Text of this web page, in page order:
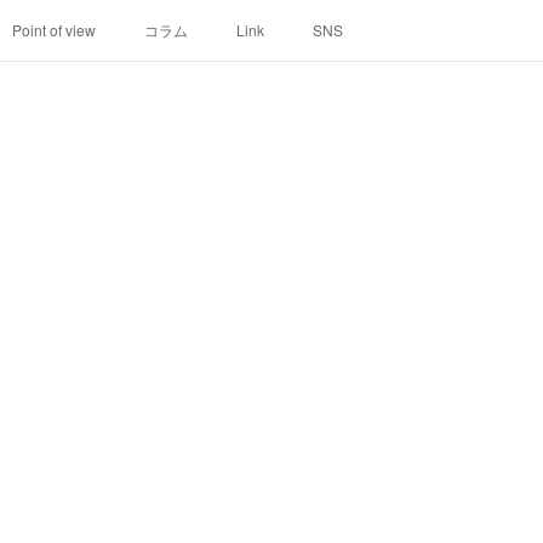
Point of view コラム Link SNS